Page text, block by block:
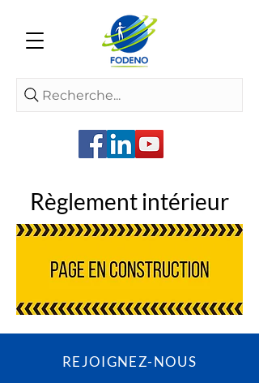
Recherche...
Règlement intérieur
REJOIGNEZ-NOUS